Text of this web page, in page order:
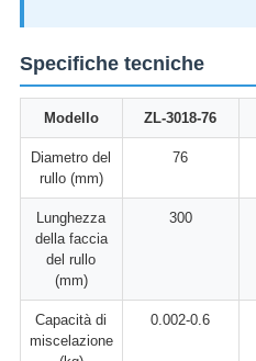
Specifiche tecniche
Modello ZL-3018-76
Diametro del
rullo (mm)
76
Lunghezza
della faccia
del rullo
(mm)
300
Capacità di
miscelazione
0.002-0.6